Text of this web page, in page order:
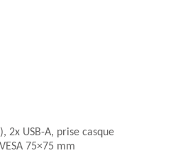
2x USB-A, prise casque
75×75 mm